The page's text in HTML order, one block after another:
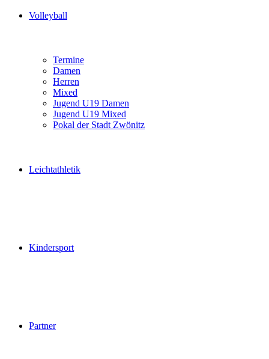
Volleyball
Termine
Damen
Herren
Mixed
Jugend U19 Damen
Jugend U19 Mixed
Pokal der Stadt Zwönitz
Leichtathletik
Kindersport
Partner